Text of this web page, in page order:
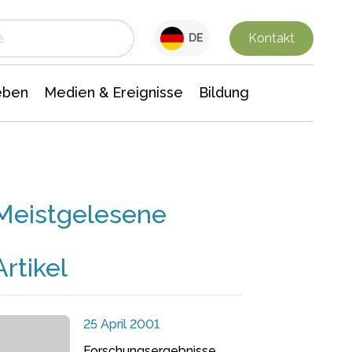
DE Kontakt
Medien & Ereignisse Bildung
25 April 2001